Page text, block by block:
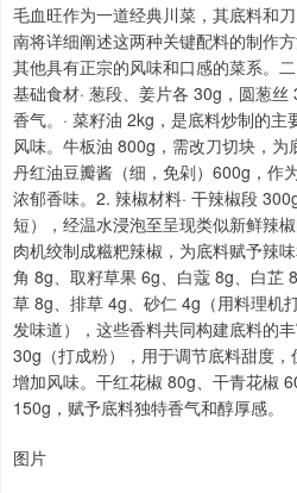
毛血旺作为一道经典川菜，其底料和
南将详细阐述这两种关键配料的制作
其他具有正宗的风味和口感的菜系。
基础食材· 葱段、姜片各 30g，圆葱
香气。· 菜籽油 2kg，是底料炒制的
风味。牛板油 800g，需改刀切块，为
丹红油豆瓣酱（细，免剁）600g，作
浓郁香味。2. 辣椒材料· 干辣椒段
短），经温水浸泡至呈现类似新鲜辣
肉机绞制成糍粑辣椒，为底料赋予辣
角 8g、取籽草果 6g、白蔻 8g、白芷
草 8g、排草 4g、砂仁 4g（用料理机
发味道），这些香料共同构建底料的
30g（打成粉），用于调节底料甜度
增加风味。干红花椒 80g、干青花椒
150g，赋予底料独特香气和醇厚感。
图片